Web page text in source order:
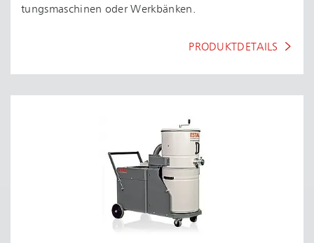
tungs­ma­schi­nen oder Werkbänken.
PRODUKTDETAILS